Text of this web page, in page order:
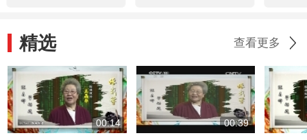
精选 查看更多
00:14 00:39